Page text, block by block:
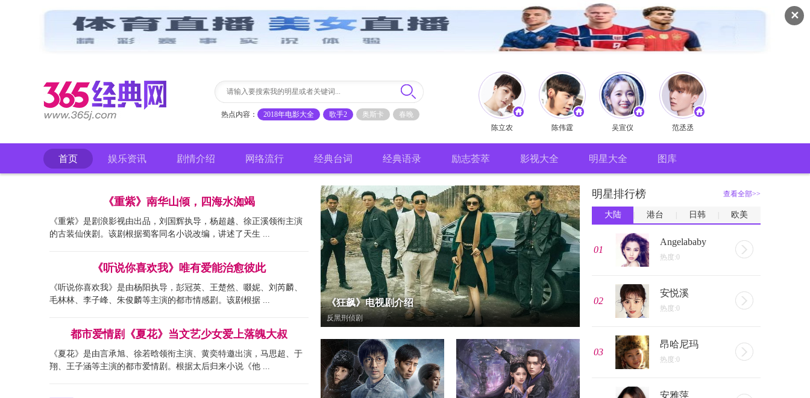
✕
热点内容： 2018年电影大全 歌手2 奥斯卡
春晚
陈立农
陈伟霆 吴宣仪 范丞丞
首页 娱乐资讯 剧情介绍 网络流行 经典台词 经典语录 励志荟萃 影视大全 明星大全 图库
《重紫》南华山倾，四海水洳竭
《重紫》是剧浪影视由出品，刘国辉执导，杨超越、徐正溪领衔主演
的古装仙侠剧。该剧根据蜀客同名小说改编，讲述了天生 ...
《听说你喜欢我》唯有爱能治愈彼此
《听说你喜欢我》是由杨阳执导，彭冠英、王楚然、啜妮、刘芮麟、
毛林林、李子峰、朱俊麟等主演的都市情感剧。该剧根据 ...
都市爱情剧《夏花》当文艺少女爱上落魄大叔
《夏花》是由言承旭、徐若晗领衔主演、黄奕特邀出演，马思超、于
翔、王子涵等主演的都市爱情剧。根据太后归来小说《他 ...
《狂飙》电视剧介绍
反黑刑侦剧
查看全部>>
明星排行榜
大陆 港台 日韩 欧美
01
Angelababy
热度:0
02
安悦溪
热度:0
03
昂哈尼玛
热度:0
安雅萍